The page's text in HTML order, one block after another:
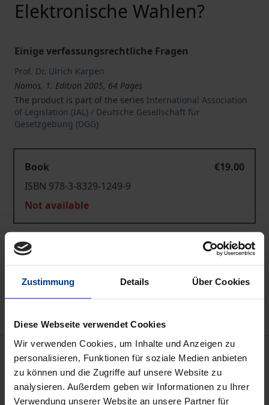
Zustimmung Details Über Cookies
Diese Webseite verwendet Cookies
Wir verwenden Cookies, um Inhalte und Anzeigen zu
personalisieren, Funktionen für soziale Medien anbieten
zu können und die Zugriffe auf unsere Website zu
analysieren. Außerdem geben wir Informationen zu Ihrer
Verwendung unserer Website an unsere Partner für
Elektronische Wahlen?
Einige verfassungsrechtliche Fragen
Prof. Dr. Ulrich Karpen
Nomos, 1. Edition 2005, 64 Pages
The product is part of the series International Association
of Legislation (IAL) / Deutsche Gesellschaft für
Gesetzgebung (DGG)
Book
€19.00
ISBN 978-3-8329-1249-9
Not available
Add to Wish List
Delivery cost notice
Description
Einige Länder wie beispielsweise die Schweiz haben